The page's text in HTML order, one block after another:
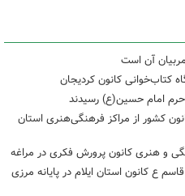
آن است
کتاب‌خوانی کانون کردیجان
امام حسین(ع) رسیدند
کشور از مراکز فرهنگی‌هنری استان
و هنری کانون پرورش فکری در مراغه
ع کانون استان ایلام در پایانه مرزی